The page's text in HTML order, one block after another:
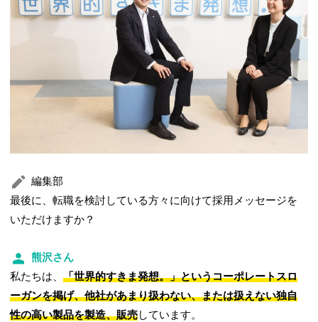
編集部
最後に、転職を検討している方々に向けて採用メッセージを
いただけますか？
熊沢さん
私たちは、「世界的すきま発想。」というコーポレートスロ
ーガンを掲げ、他社があまり扱わない、または扱えない独自
性の高い製品を製造、販売しています。